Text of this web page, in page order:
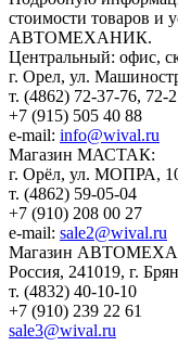
стоимости товаров и
АВТОМЕХАНИК.
​Центральный: офис,
г. Орел, ул.
т. (4862) 72-37-76, 72-
+7 (915) 505 40 88
e-mail: info@wival.ru
Магазин МАСТАК:
г. Орёл, ул. МОПРА,
т. (4862) 59-05-04
+7 (910) 208 00 27
e-mail: sale2@wival.ru
Магазин
Россия, 241019, г.
т. (4832) 40-10-10
+7 (910) 239 22 61
sale3@wival.ru